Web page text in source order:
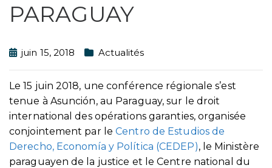
PARAGUAY
juin 15, 2018 Actualités
Le 15 juin 2018, une conférence régionale s’est
tenue à Asunción, au Paraguay, sur le droit
international des opérations garanties, organisée
conjointement par leCentro de Estudios de
Derecho, Economía y Política (CEDEP), le Ministère
paraguayen de la justice et le Centre national du